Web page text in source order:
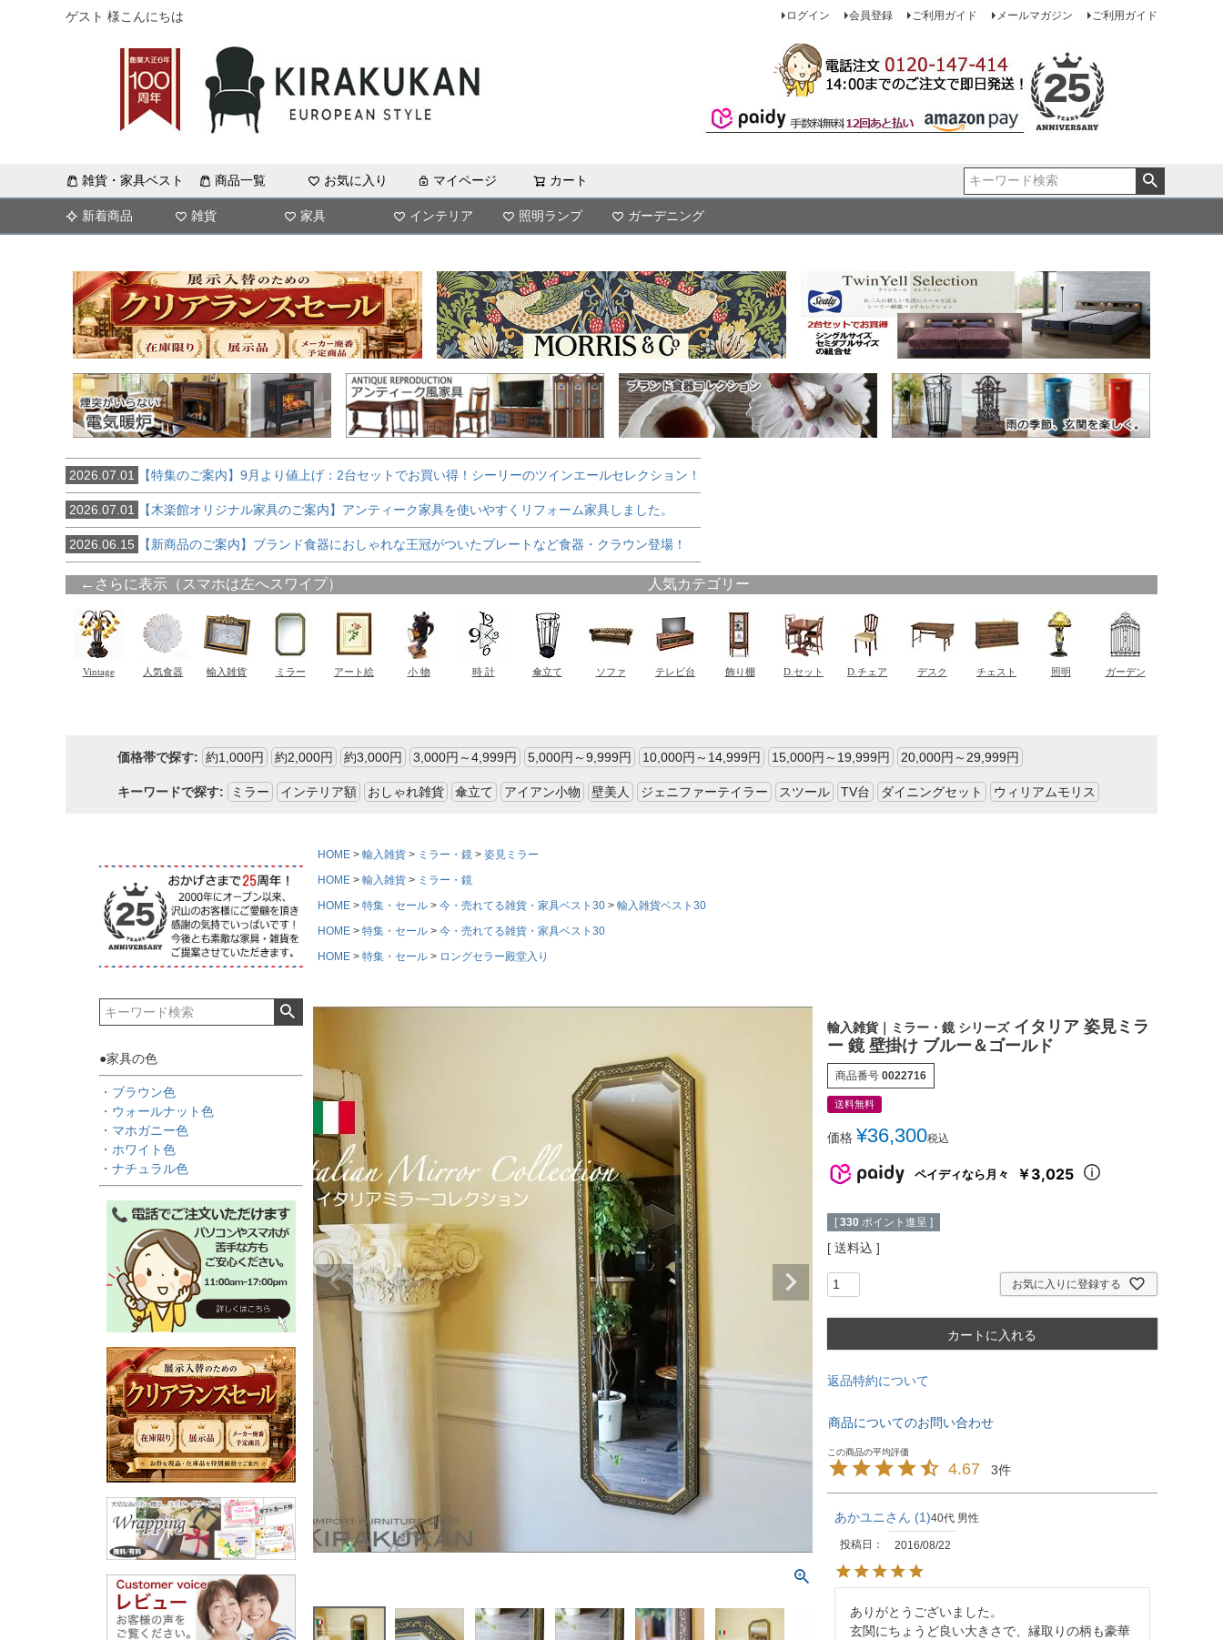
ゲスト 様こんにちは ログイン 会員登録 ご利用ガイド メールマガジン ご利用ガイド
雑貨・家具ベスト 商品一覧 お気に入り マイページ カート
新着商品 雑貨 家具 インテリア 照明ランプ ガーデニング
2026.07.01 【特集のご案内】9月より値上げ：2台セットでお買い得！シーリーのツインエールセレクション！
2026.07.01 【木楽館オリジナル家具のご案内】アンティーク家具を使いやすくリフォーム家具しました。
2026.06.15 【新商品のご案内】ブランド食器におしゃれな王冠がついたプレートなど食器・クラウン登場！
価格帯で探す: 約1,000円 約2,000円 約3,000円 3,000円～4,999円 5,000円～9,999円 10,000円～14,999円 15,000円～19,999円 20,000円～29,999円
キーワードで探す: ミラー インテリア額 おしゃれ雑貨 傘立て アイアン小物 壁美人 ジェニファーテイラー スツール TV台 ダイニングセット ウィリアムモリス
●家具の色
・ブラウン色
・ウォールナット色
・マホガニー色
・ホワイト色
・ナチュラル色
HOME 輸入雑貨 ミラー・鏡
姿見ミラー
HOME
輸入雑貨
ミラー・鏡
HOME
特集・セール 今・売れてる雑貨・家具ベスト30
輸入雑貨ベスト30
HOME
特集・セール
今・売れてる雑貨・家具ベスト30
HOME
特集・セール ロングセラー殿堂入り
輸入雑貨｜ミラー・鏡 シリーズ イタリア 姿見ミラ
ー 鏡 壁掛け ブルー＆ゴールド
商品番号 0022716
送料無料
価格 ¥36,300税込
ペイディなら月々 ￥3,025
[ 330 ポイント進呈 ]
送料込
お気に入りに登録する
カートに入れる
返品特約について
商品についてのお問い合わせ
4.67 3
あかユニ 1 40代 男性
投稿日 2016/08/22
ありがとうございました。
玄関にちょうど良い大きさで、縁取りの柄も豪華